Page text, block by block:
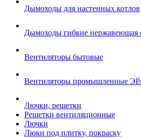
Дымоходы для настенных котлов
Дымоходы гибкие нержавеющая
Вентиляторы бытовые
Вентиляторы промышленные
Лючки, решетки
Решетки вентиляционные
Лючки
Люки под плитку, покраску